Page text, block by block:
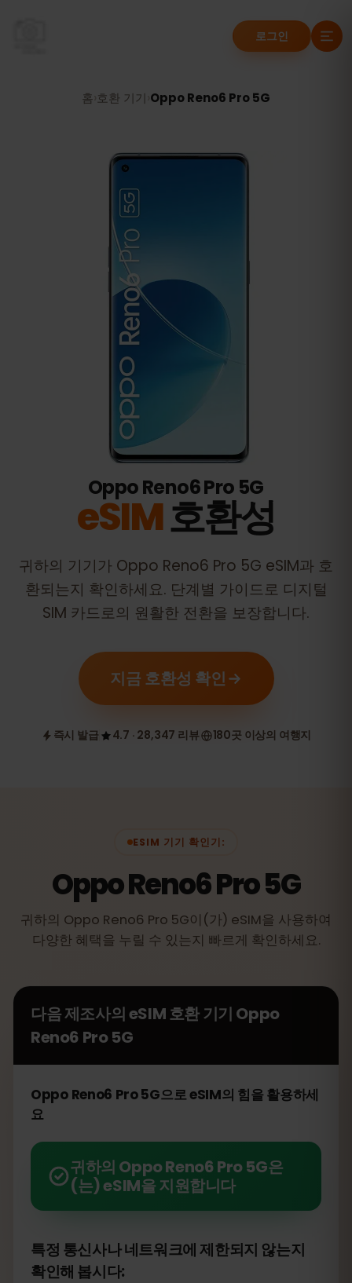
로그인
홈 호환 기기 Oppo Reno6 Pro 5G
Oppo Reno6 Pro 5G
eSIM호환성
귀하의 기기가 Oppo Reno6 Pro 5G eSIM과 호
환되는지 확인하세요. 단계별 가이드로 디지털
SIM 카드로의 원활한 전환을 보장합니다.
지금 호환성 확인
즉시 발급 4.7 · 28,347 리뷰 180곳 이상의 여행지
ESIM 기기 확인기:
Oppo Reno6 Pro 5G
귀하의 Oppo Reno6 Pro 5G이(가) eSIM을 사용하여
다양한 혜택을 누릴 수 있는지 빠르게 확인하세요.
다음 제조사의 eSIM 호환 기기 Oppo
Reno6 Pro 5G
Oppo Reno6 Pro 5G으로 eSIM의 힘을 활용하세
요
귀하의 Oppo Reno6 Pro 5G은
(는) eSIM을 지원합니다
특정 통신사나 네트워크에 제한되지 않는지
확인해 봅시다: